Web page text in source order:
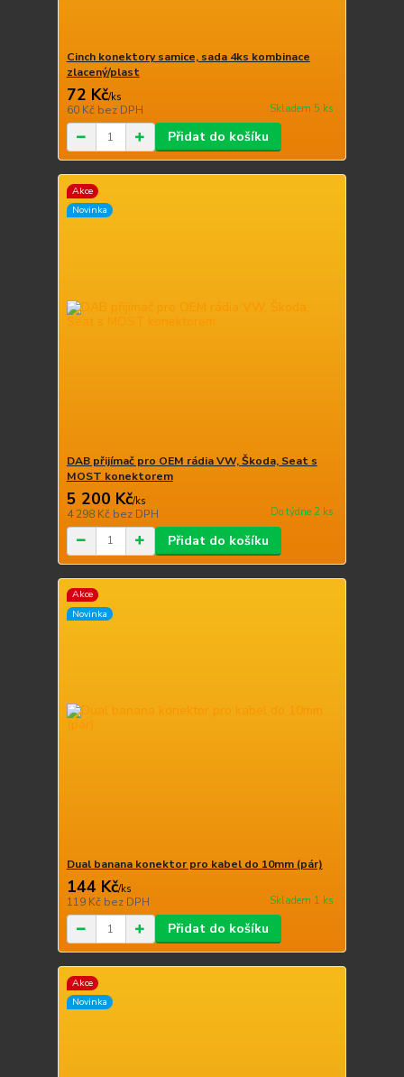
Cinch konektory samice, sada 4ks kombinace
zlacený/plast
72 Kč/ks
60 Kč bez DPH Skladem 5 ks
Přidat do košíku
Akce
Novinka
DAB přijímač pro OEM rádia VW, Škoda, Seat s
MOST konektorem
5 200 Kč/ks
4 298 Kč bez DPH Do týdne 2 ks
Přidat do košíku
Akce
Novinka
Dual banana konektor pro kabel do 10mm (pár)
144 Kč/ks
119 Kč bez DPH Skladem 1 ks
Přidat do košíku
Akce
Novinka